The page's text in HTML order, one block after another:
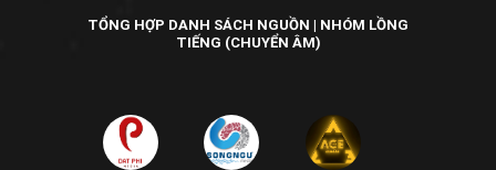
TỔNG HỢP DANH SÁCH NGUỒN | NHÓM LỒNG
TIẾNG (CHUYỂN ÂM)